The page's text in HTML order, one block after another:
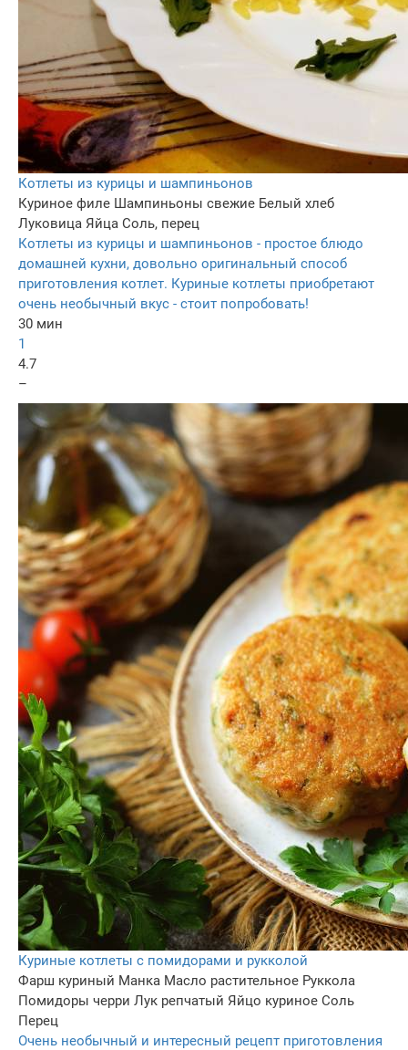
Котлеты из курицы и шампиньонов
Куриное филе Шампиньоны свежие Белый хлеб
Луковица Яйца Соль, перец
Котлеты из курицы и шампиньонов - простое блюдо
домашней кухни, довольно оригинальный способ
приготовления котлет. Куриные котлеты приобретают
очень необычный вкус - стоит попробовать!
30 мин
1
4.7
–
Куриные котлеты с помидорами и рукколой
Фарш куриный Манка Масло растительное Руккола
Помидоры черри Лук репчатый Яйцо куриное Соль
Перец
Очень необычный и интересный рецепт приготовления